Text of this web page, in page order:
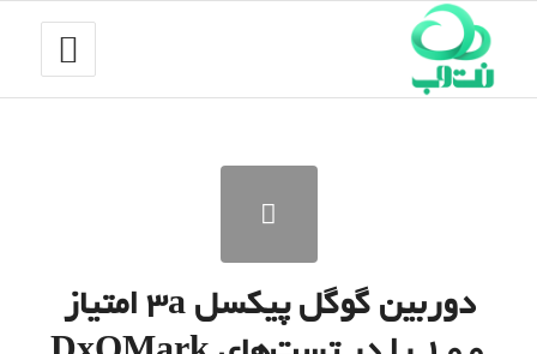
دوربین گوگل پیکسل ۳a امتیاز